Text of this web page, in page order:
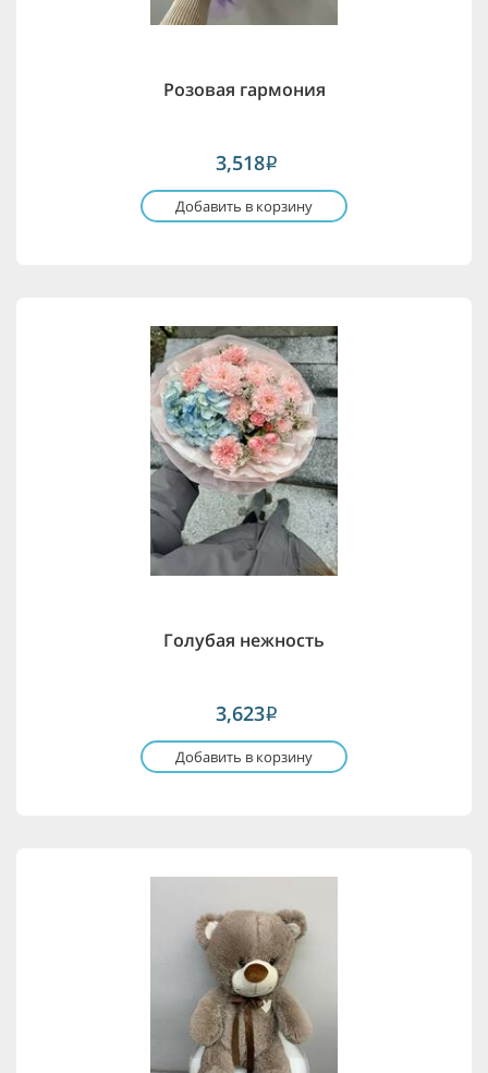
Розовая гармония
3,518i
Добавить в корзину
Голубая нежность
3,623i
Добавить в корзину